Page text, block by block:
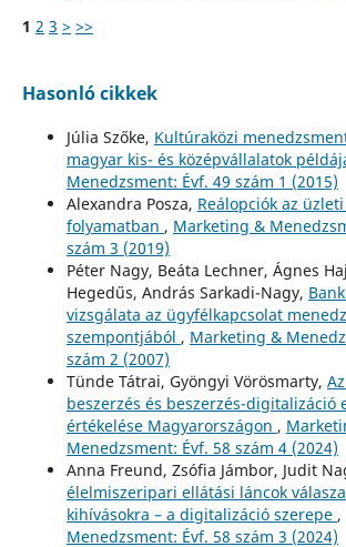
1 2 3 > >>
Hasonló cikkek
Júlia Szőke, Kultúraközi
magyar kis- és középvállalatok
Menedzsment: Évf. 49 szám 1 (2015)
Alexandra Posza, Reálopciók az
folyamatban , Marketing &
szám 3 (2019)
Péter Nagy, Beáta Lechner, Ágnes
Hegedűs, András Sarkadi-Nagy,
vizsgálata az ügyfélkapcsolat
szempontjából , Marketing &
szám 2 (2007)
Tünde Tátrai, Gyöngyi Vörösmarty,
beszerzés és beszerzés-digitalizáció
értékelése Magyarországon ,
Menedzsment: Évf. 58 szám 4 (2024)
Anna Freund, Zsófia Jámbor, Judit
élelmiszeripari ellátási láncok
kihívásokra – a digitalizáció szerepe ,
Menedzsment: Évf. 58 szám 3 (2024)